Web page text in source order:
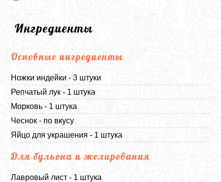
Ингредиенты
Основные ингредиенты
Ножки индейки - 3 штуки
Репчатый лук - 1 штука
Морковь - 1 штука
Чеснок - по вкусу
Яйцо для украшения - 1 штука
Для бульона и желирования
Лавровый лист - 1 штука